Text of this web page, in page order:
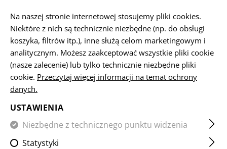
STRONA GŁÓWNA BROŃ AR15 CG15 223REM. 12,5"
CG15 223REM. 12,5"
Na naszej stronie internetowej stosujemy pliki cookies.
Niektóre z nich są technicznie niezbędne (np. do obsługi
koszyka, filtrów itp.), inne służą celom marketingowym i
analitycznym. Możesz zaakceptować wszystkie pliki cookie
(nasze zalecenie) lub tylko technicznie niezbędne pliki
cookie. Przeczytaj więcej informacji na temat ochrony
danych.
USTAWIENIA
Niezbędne z technicznego punktu widzenia
Statystyki